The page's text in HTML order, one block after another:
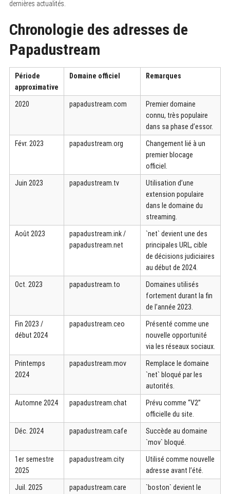
dernières actualités.
Chronologie des adresses de
Papadustream
Période
approximative
Domaine officiel Remarques
2020 papadustream.com
Premier domaine
connu, très populaire
dans sa phase d’essor.
Févr. 2023 papadustream.org
Changement lié à un
premier blocage
officiel.
Juin 2023 papadustream.tv
Utilisation d’une
extension populaire
dans le domaine du
streaming.
Août 2023
papadustream.ink /
papadustream.net
`net` devient une des
principales URL, cible
de décisions judiciaires
au début de 2024.
Oct. 2023 papadustream.to
Domaines utilisés
fortement durant la fin
de l’année 2023.
Fin 2023 /
début 2024
papadustream.ceo
Présenté comme une
nouvelle opportunité
via les réseaux sociaux.
Printemps
2024
papadustream.mov
Remplace le domaine
`net` bloqué par les
autorités.
Automne 2024 papadustream.chat
Prévu comme “V2”
officielle du site.
Déc. 2024 papadustream.cafe
Succède au domaine
`mov` bloqué.
1er semestre
2025
papadustream.city
Utilisé comme nouvelle
adresse avant l’été.
Juil. 2025
papadustream.care
`boston` devient le